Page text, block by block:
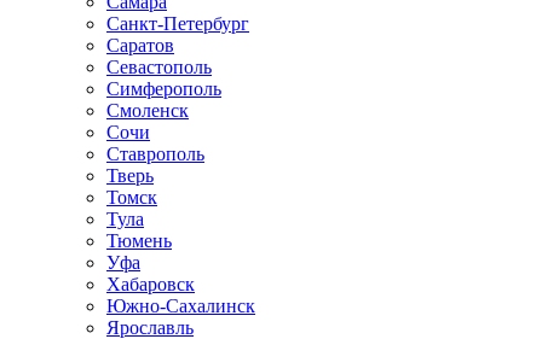
Санкт-Петербург
Саратов
Севастополь
Симферополь
Смоленск
Сочи
Ставрополь
Тверь
Томск
Тула
Тюмень
Уфа
Хабаровск
Южно-Сахалинск
Ярославль